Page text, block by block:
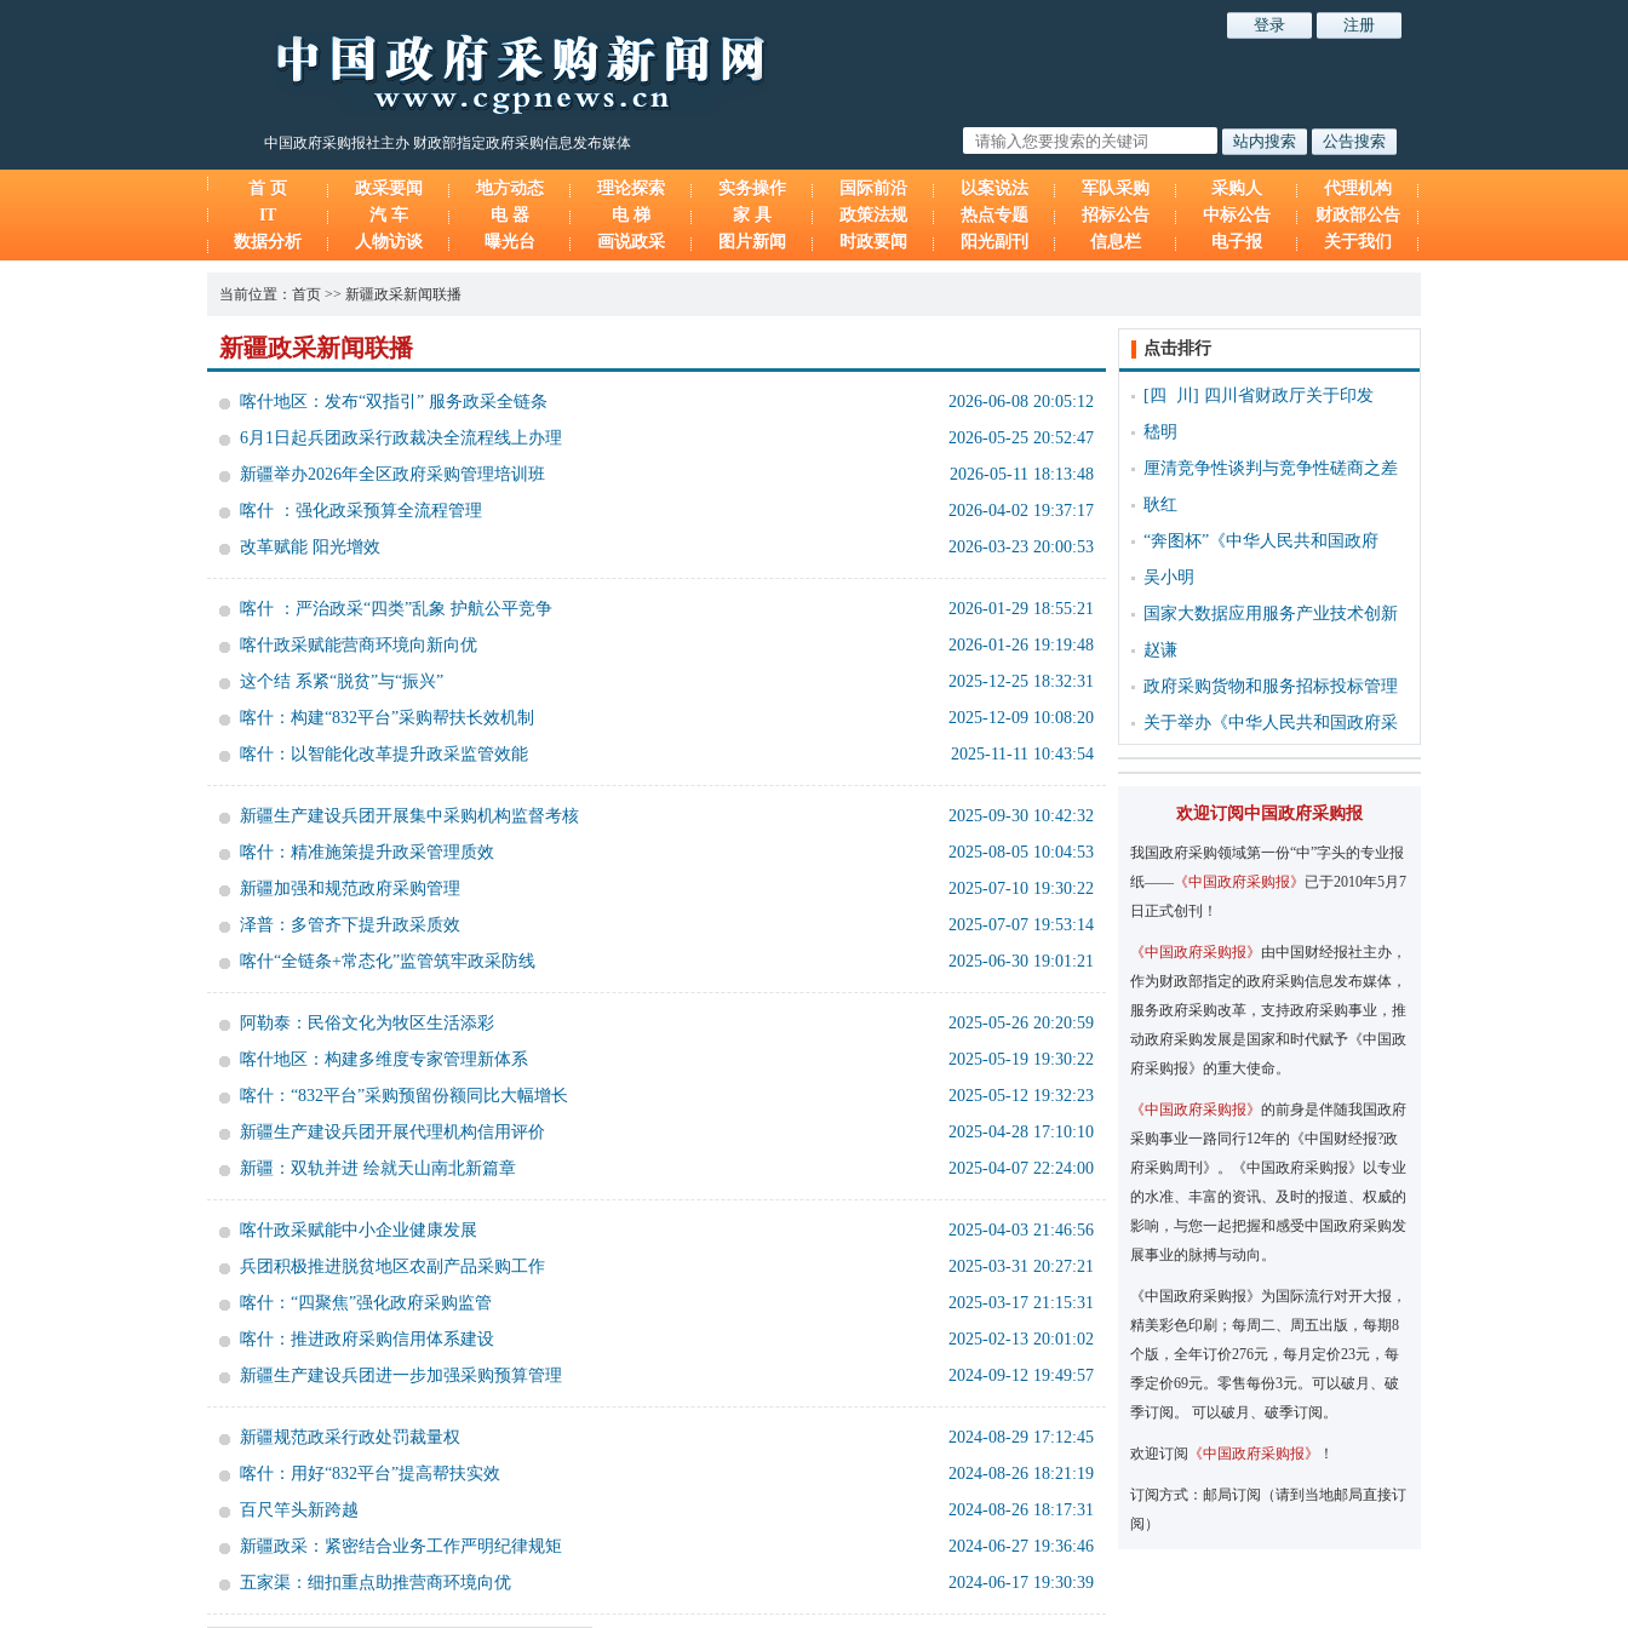
中国政府采购报社主办 财政部指定政府采购信息发布媒体
首 页 政采要闻 地方动态 理论探索 实务操作 国际前沿 以案说法 军队采购 采购人
代理机构
IT
汽 车 电 器 电 梯 家 具 政策法规 热点专题 招标公告 中标公告
财政部公告
数据分析
人物访谈 曝光台 画说政采 图片新闻 时政要闻 阳光副刊 信息栏 电子报 关于我们
当前位置： 首页 >> 新疆政采新闻联播
新疆政采新闻联播
2026-06-08 20:05:12
喀什地区：发布“双指引” 服务政采全链条
2026-05-25 20:52:47
6月1日起兵团政采行政裁决全流程线上办理
2026-05-11 18:13:48
新疆举办2026年全区政府采购管理培训班
2026-04-02 19:37:17
喀什 ：强化政采预算全流程管理
2026-03-23 20:00:53
改革赋能 阳光增效
2026-01-29 18:55:21
喀什 ：严治政采“四类”乱象 护航公平竞争
2026-01-26 19:19:48
喀什政采赋能营商环境向新向优
2025-12-25 18:32:31
这个结 系紧“脱贫”与“振兴”
2025-12-09 10:08:20
喀什：构建“832平台”采购帮扶长效机制
2025-11-11 10:43:54
喀什：以智能化改革提升政采监管效能
2025-09-30 10:42:32
新疆生产建设兵团开展集中采购机构监督考核
2025-08-05 10:04:53
喀什：精准施策提升政采管理质效
2025-07-10 19:30:22
新疆加强和规范政府采购管理
2025-07-07 19:53:14
泽普：多管齐下提升政采质效
2025-06-30 19:01:21
喀什“全链条+常态化”监管筑牢政采防线
2025-05-26 20:20:59
阿勒泰：民俗文化为牧区生活添彩
2025-05-19 19:30:22
喀什地区：构建多维度专家管理新体系
2025-05-12 19:32:23
喀什：“832平台”采购预留份额同比大幅增长
2025-04-28 17:10:10
新疆生产建设兵团开展代理机构信用评价
2025-04-07 22:24:00
新疆：双轨并进 绘就天山南北新篇章
2025-04-03 21:46:56
喀什政采赋能中小企业健康发展
2025-03-31 20:27:21
兵团积极推进脱贫地区农副产品采购工作
2025-03-17 21:15:31
喀什：“四聚焦”强化政府采购监管
2025-02-13 20:01:02
喀什：推进政府采购信用体系建设
2024-09-12 19:49:57
新疆生产建设兵团进一步加强采购预算管理
2024-08-29 17:12:45
新疆规范政采行政处罚裁量权
2024-08-26 18:21:19
喀什：用好“832平台”提高帮扶实效
2024-08-26 18:17:31
百尺竿头新跨越
2024-06-27 19:36:46
新疆政采：紧密结合业务工作严明纪律规矩
2024-06-17 19:30:39
五家渠：细扣重点助推营商环境向优
点击排行
[四 川] 四川省财政厅关于印发
嵇明
厘清竞争性谈判与竞争性磋商之差
耿红
“奔图杯”《中华人民共和国政府
吴小明
国家大数据应用服务产业技术创新
赵谦
政府采购货物和服务招标投标管理
关于举办《中华人民共和国政府采
欢迎订阅中国政府采购报
我国政府采购领域第一份“中”字头的专业报
纸—— 《中国政府采购报》 已于2010年5月7
日正式创刊！
《中国政府采购报》 由中国财经报社主办，
作为财政部指定的政府采购信息发布媒体，
服务政府采购改革，支持政府采购事业，推
动政府采购发展是国家和时代赋予《中国政
府采购报》的重大使命。
《中国政府采购报》 的前身是伴随我国政府
采购事业一路同行12年的《中国财经报?政
府采购周刊》。《中国政府采购报》以专业
的水准、丰富的资讯、及时的报道、权威的
影响，与您一起把握和感受中国政府采购发
展事业的脉搏与动向。
《中国政府采购报》为国际流行对开大报，
精美彩色印刷；每周二、周五出版，每期8
个版，全年订价276元，每月定价23元，每
季定价69元。零售每份3元。可以破月、破
季订阅。 可以破月、破季订阅。
欢迎订阅 《中国政府采购报》 ！
订阅方式：邮局订阅（请到当地邮局直接订
阅）